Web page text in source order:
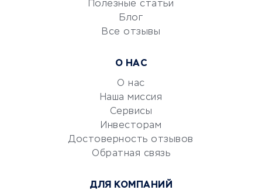
УСЛУГИ ДЛЯ БИЗНЕСА
документооборот
Юридические компании
Полезные статьи
Блог
Все отзывы
О НАС
О нас
Наша миссия
Сервисы
Инвесторам
Достоверность отзывов
Обратная связь
ДЛЯ КОМПАНИЙ